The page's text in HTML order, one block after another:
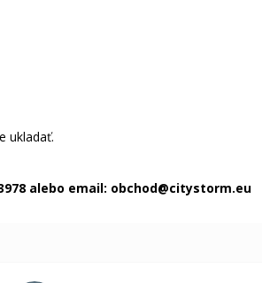
ukladať.
alebo email: obchod@citystorm.eu